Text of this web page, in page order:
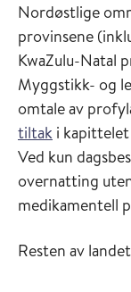
Nordøstlige
provinsene
KwaZulu-Natal
Myggstikk- og
omtale av
tiltak i
Ved kun
overnatting
medikamentell
Resten av